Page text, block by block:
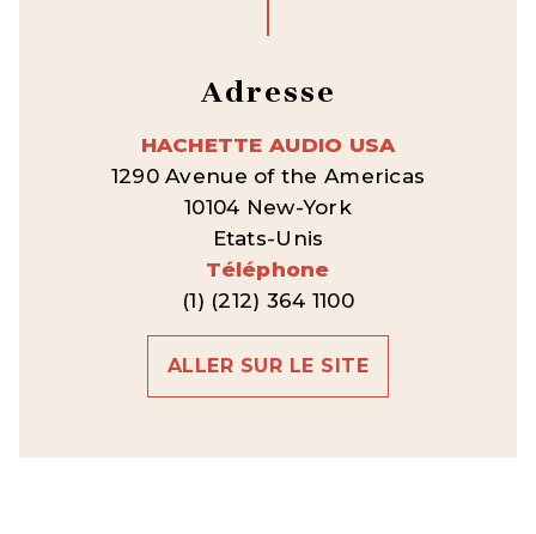
Adresse
HACHETTE AUDIO USA
1290 Avenue of the Americas
10104 New-York
Etats-Unis
Téléphone
(1) (212) 364 1100
ALLER SUR LE SITE